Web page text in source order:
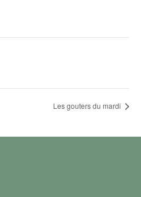
Les gouters du mardi